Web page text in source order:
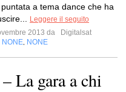
a tema dance che ha
Leggere il seguito
2013 da
Digitalsat
NONE NONE
La gara a chi